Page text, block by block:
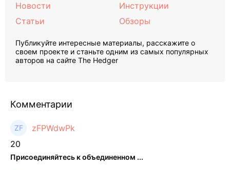
Новости
Статьи
Инструкции
Обзоры
Публикуйте интересные материалы, расскажите о
своем проекте и станьте одним из самых популярных
авторов на сайте The Hedger
Комментарии
zFPWdwPk
20
Присоединяйтесь к объединенном ...